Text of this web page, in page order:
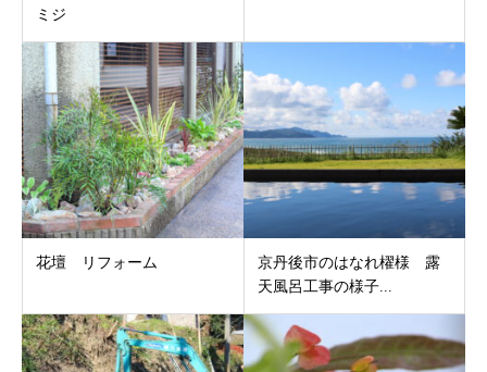
ミジ
花壇 リフォーム
京丹後市のはなれ櫂様 露
天風呂工事の様子...